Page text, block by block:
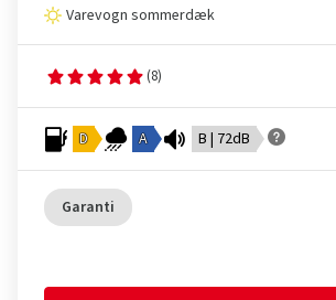
Varevogn sommerdæk
(8)
D A B | 72dB
Garanti